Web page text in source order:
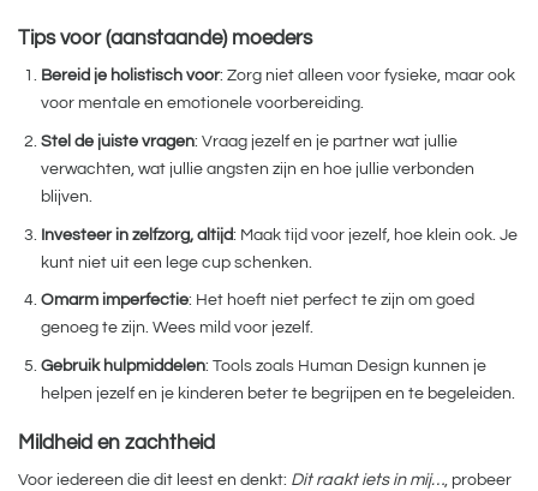
Tips voor (aanstaande) moeders
Bereid je holistisch voor: Zorg niet alleen voor fysieke, maar ook
voor mentale en emotionele voorbereiding.
Stel de juiste vragen: Vraag jezelf en je partner wat jullie
verwachten, wat jullie angsten zijn en hoe jullie verbonden
blijven.
Investeer in zelfzorg, altijd: Maak tijd voor jezelf, hoe klein ook. Je
kunt niet uit een lege cup schenken.
Omarm imperfectie: Het hoeft niet perfect te zijn om goed
genoeg te zijn. Wees mild voor jezelf.
Gebruik hulpmiddelen: Tools zoals Human Design kunnen je
helpen jezelf en je kinderen beter te begrijpen en te begeleiden.
Mildheid en zachtheid
Voor iedereen die dit leest en denkt: Dit raakt iets in mij…, probeer